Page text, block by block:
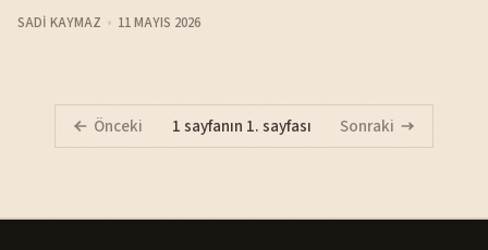
SADI KAYMAZ 11 MAYIS 2026
Önceki 1 sayfanın 1. sayfası Sonraki